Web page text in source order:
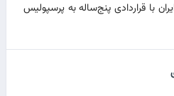
با قراردادی پنج‌ساله به پرسپولیس